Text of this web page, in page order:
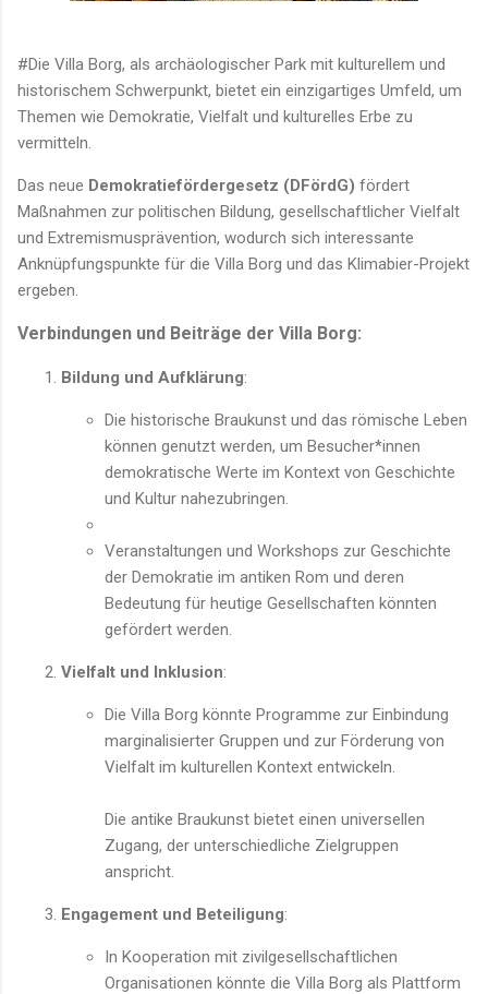
#Die Villa Borg, als archäologischer Park mit kulturellem und
historischem Schwerpunkt, bietet ein einzigartiges Umfeld, um
Themen wie Demokratie, Vielfalt und kulturelles Erbe zu
vermitteln.
Das neue Demokratiefördergesetz (DFördG) fördert
Maßnahmen zur politischen Bildung, gesellschaftlicher Vielfalt
und Extremismusprävention, wodurch sich interessante
Anknüpfungspunkte für die Villa Borg und das Klimabier-Projekt
ergeben.
Verbindungen und Beiträge der Villa Borg:
Bildung und Aufklärung:
Die historische Braukunst und das römische Leben
können genutzt werden, um Besucher*innen
demokratische Werte im Kontext von Geschichte
und Kultur nahezubringen.
Veranstaltungen und Workshops zur Geschichte
der Demokratie im antiken Rom und deren
Bedeutung für heutige Gesellschaften könnten
gefördert werden.
Vielfalt und Inklusion:
Die Villa Borg könnte Programme zur Einbindung
marginalisierter Gruppen und zur Förderung von
Vielfalt im kulturellen Kontext entwickeln.
Die antike Braukunst bietet einen universellen
Zugang, der unterschiedliche Zielgruppen
anspricht.
Engagement und Beteiligung:
In Kooperation mit zivilgesellschaftlichen
Organisationen könnte die Villa Borg als Plattform